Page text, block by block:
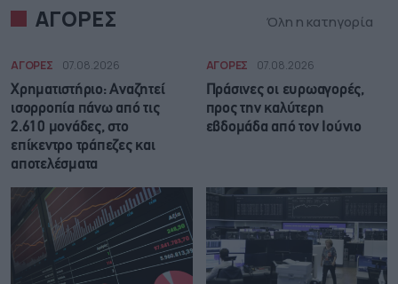
ΑΓΟΡΕΣ Όλη η κατηγορία
ΑΓΟΡΕΣ 07.08.2026
Χρηματιστήριο: Αναζητεί
ισορροπία πάνω από τις
2.610 μονάδες, στο
επίκεντρο τράπεζες και
αποτελέσματα
ΑΓΟΡΕΣ 07.08.2026
Πράσινες οι ευρωαγορές,
προς την καλύτερη
εβδομάδα από τον Ιούνιο